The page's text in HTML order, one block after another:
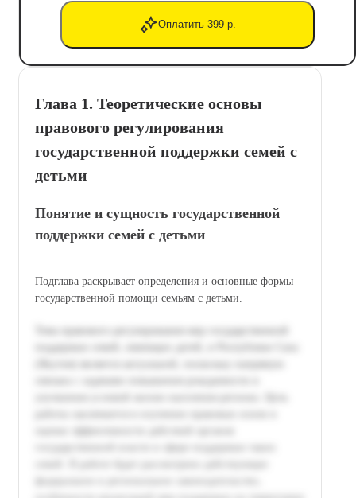
Оплатить 399 р.
Глава 1. Теоретические основы
правового регулирования
государственной поддержки семей с
детьми
Понятие и сущность государственной
поддержки семей с детьми
Подглава раскрывает определения и основные формы
государственной помощи семьям с детьми.